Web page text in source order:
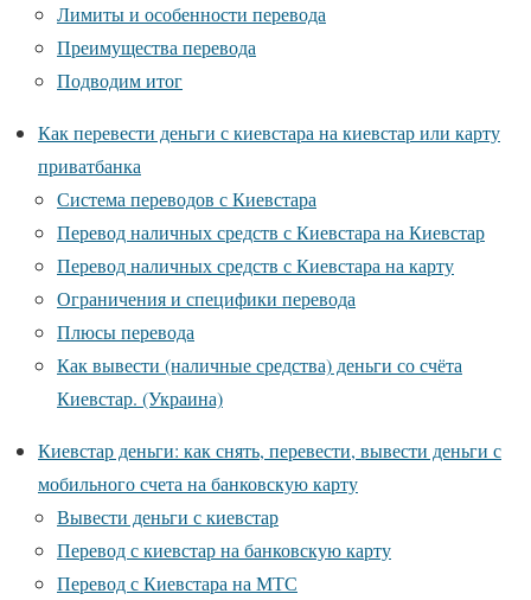
Лимиты и особенности перевода
Преимущества перевода
Подводим итог
Как перевести деньги с киевстара на киевстар или карту
приватбанка
Система переводов с Киевстара
Перевод наличных средств с Киевстара на Киевстар
Перевод наличных средств с Киевстара на карту
Ограничения и специфики перевода
Плюсы перевода
Как вывести (наличные средства) деньги со счёта
Киевстар. (Украина)
Киевстар деньги: как снять, перевести, вывести деньги с
мобильного счета на банковскую карту
Вывести деньги с киевстар
Перевод с киевстар на банковскую карту
Перевод с Киевстара на МТС